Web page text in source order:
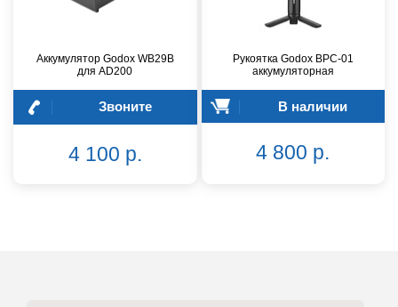
Аккумулятор Godox WB29B
для AD200
Звоните
4 100 р.
Рукоятка Godox BPC-01
аккумуляторная
В наличии
4 800 р.